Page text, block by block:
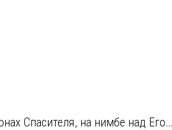
Спасителя, на нимбе над Его…